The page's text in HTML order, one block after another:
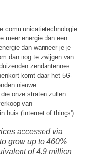
communicatietechnologie
meer energie dan een
dan wanneer je je
dan nog te zwijgen van
zendantennes
komt daar het 5G-
nieuwe
onze straten zullen
van
in huis ('internet of things').
accessed via
grow up to 460%
of 4.9 million